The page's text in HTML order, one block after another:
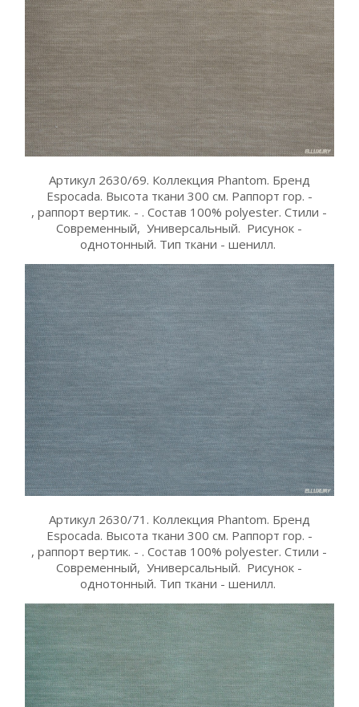
Артикул 2630/69. Коллекция Phantom. Бренд
Espocada. Высота ткани 300 см. Раппорт гор. -
, раппорт вертик. - . Состав 100% polyester. Стили -
Современный, Универсальный. Рисунок -
однотонный. Тип ткани - шенилл.
Артикул 2630/71. Коллекция Phantom. Бренд
Espocada. Высота ткани 300 см. Раппорт гор. -
, раппорт вертик. - . Состав 100% polyester. Стили -
Современный, Универсальный. Рисунок -
однотонный. Тип ткани - шенилл.